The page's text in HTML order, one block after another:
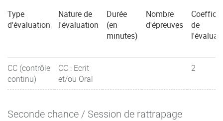
Type
d'évaluation
Nature de
l'évaluation
Durée
(en
minutes)
Nombre
d'épreuves
de
CC (contrôle
continu)
CC : Ecrit
et/ou Oral
2
Seconde chance / Session de rattrapage